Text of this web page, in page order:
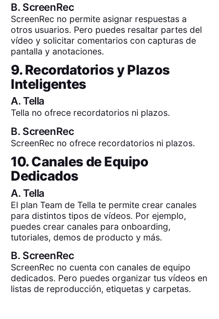
B. ScreenRec
ScreenRec no permite asignar respuestas a
otros usuarios. Pero puedes resaltar partes del
vídeo y solicitar comentarios con capturas de
pantalla y anotaciones.
9. Recordatorios y Plazos
Inteligentes
A.Tella
Tella no ofrece recordatorios ni plazos.
B. ScreenRec
ScreenRec no ofrece recordatorios ni plazos.
10. Canales de Equipo
Dedicados
A.Tella
El plan Team de Tella te permite crear canales
para distintos tipos de vídeos. Por ejemplo,
puedes crear canales para onboarding,
tutoriales, demos de producto y más.
B. ScreenRec
ScreenRec no cuenta con canales de equipo
dedicados. Pero puedes organizar tus vídeos en
listas de reproducción, etiquetas y carpetas.